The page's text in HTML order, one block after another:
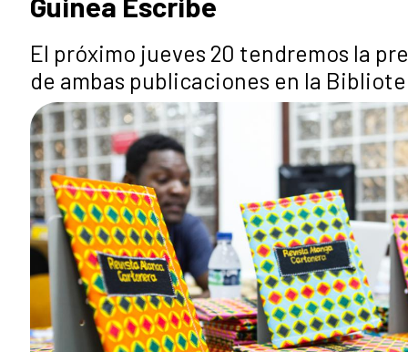
El próximo jueves 20 tendremos la
de ambas publicaciones en la